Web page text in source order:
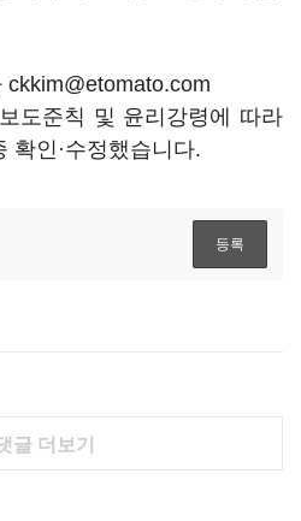
도준칙 및 윤리강령에 따라
확인·수정했습니다.
글 더보기